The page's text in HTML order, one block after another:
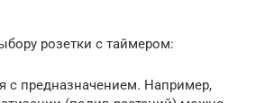
розетки с таймером:
с предназначением. Например,